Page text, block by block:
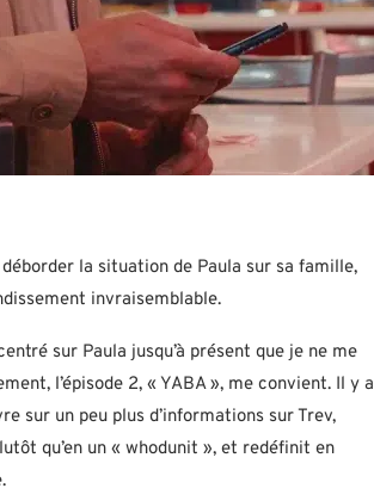
la situation de Paula sur sa famille,
invraisemblable.
sur Paula jusqu’à présent que je ne me
l’épisode 2, « YABA », me convient. Il y a
sur un peu plus d’informations sur Trev,
qu’en un « whodunit », et redéfinit en